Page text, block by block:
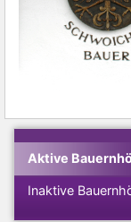
Aktive
Inaktive